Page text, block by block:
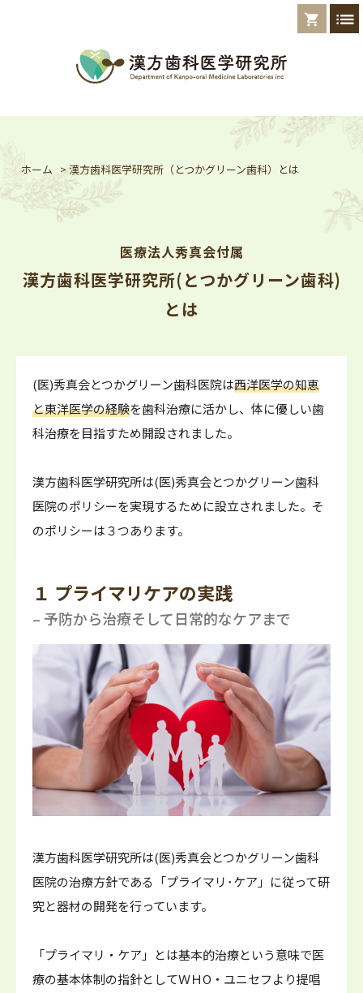
shopping_cart list
ホーム >漢方歯科医学研究所（とつかグリーン歯科）とは
医療法人秀真会付属
漢方歯科医学研究所(とつかグリーン歯科)
とは
(医)秀真会とつかグリーン歯科医院は西洋医学の知恵
と東洋医学の経験を歯科治療に活かし、体に優しい歯
科治療を目指すため開設されました。
漢方歯科医学研究所は(医)秀真会とつかグリーン歯科
医院のポリシーを実現するために設立されました。そ
のポリシーは３つあります。
１ プライマリケアの実践
– 予防から治療そして日常的なケアまで
漢方歯科医学研究所は(医)秀真会とつかグリーン歯科
医院の治療方針である「プライマリ･ケア」に従って研
究と器材の開発を行っています。
「プライマリ・ケア」とは基本的治療という意味で医
療の基本体制の指針としてＷＨО・ユニセフより提唱